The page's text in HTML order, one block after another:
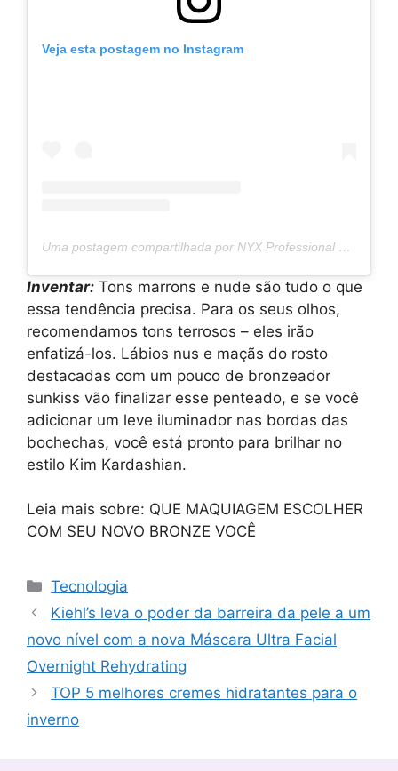
Veja esta postagem no Instagram
Uma postagem compartilhada por NYX Professional Makeup BG (@nyxcosmetics_bg)
Inventar: Tons marrons e nude são tudo o que
essa tendência precisa. Para os seus olhos,
recomendamos tons terrosos – eles irão
enfatizá-los. Lábios nus e maçãs do rosto
destacadas com um pouco de bronzeador
sunkiss vão finalizar esse penteado, e se você
adicionar um leve iluminador nas bordas das
bochechas, você está pronto para brilhar no
estilo Kim Kardashian.
Leia mais sobre: ​​QUE MAQUIAGEM ESCOLHER
COM SEU NOVO BRONZE VOCÊ
Categorias
Tecnologia
Kiehl’s leva o poder da barreira da pele a um
novo nível com a nova Máscara Ultra Facial
Overnight Rehydrating
TOP 5 melhores cremes hidratantes para o
inverno